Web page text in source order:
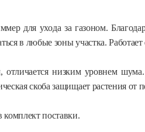
для ухода за газоном.
в любые зоны участка.
низким уровнем шума.
скоба защищает растения от
комплект поставки.